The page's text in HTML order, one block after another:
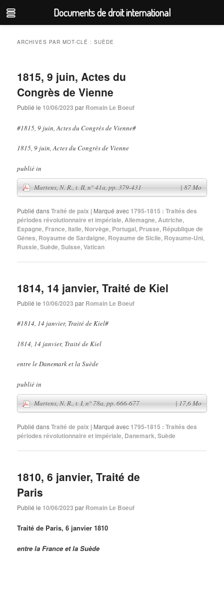
ARCHIVES PAR MOT-CLÉ :SUÈDE
1815, 9 juin, Actes du
Congrès de Vienne
Publié le 10/06/2023 par Romain Le Boeuf
#1815, 9 juin, Actes du Congrès de Vienne#
1815, 9 juin, Actes du Congrès de Vienne
publié in
| 87 Mo
Martens, N. R., t. II, n° 41a, pp. 379-431
Publié dansTraité de paix | Marqué avec 1795-1815 : Traités des
périodes révolutionnaire et impériale, Allemagne, Autriche,
Espagne, France, Italie, Norvège, Portugal, Prusse, République de
Gênes, Royaume de Sardaigne, Royaume de Sicile, Royaume-Uni,
Russie,Suède,Suisse,Vatican
1814, 14 janvier, Traité de Kiel
Publié le 10/06/2023 par Romain Le Boeuf
#1814, 14 janvier, Traité de Kiel#
1814, 14 janvier, Traité de Kiel
entre le Danemark et la Suède
publié in
| 17,6 Mo
Martens, N. R., t. I, n° 78a, pp. 666-677
Publié dansTraité de paix | Marqué avec 1795-1815 : Traités des
périodes révolutionnaire et impériale, Danemark,Suède
1810, 6 janvier, Traité de
Paris
Publié le 10/06/2023 par Romain Le Boeuf
Traité de Paris, 6 janvier 1810
entre la France et la Suède
Documents de droit international